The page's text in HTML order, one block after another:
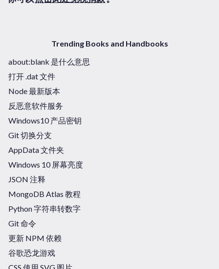
Trending Books and Handbooks
about:blank 是什么意思
打开 .dat 文件
Node 最新版本
反恶意软件服务
Windows10 产品密钥
Git 切换分支
AppData 文件夹
Windows 10 屏幕亮度
JSON 注释
MongoDB Atlas 教程
Python 字符串转数字
Git 命令
更新 NPM 依赖
谷歌恐龙游戏